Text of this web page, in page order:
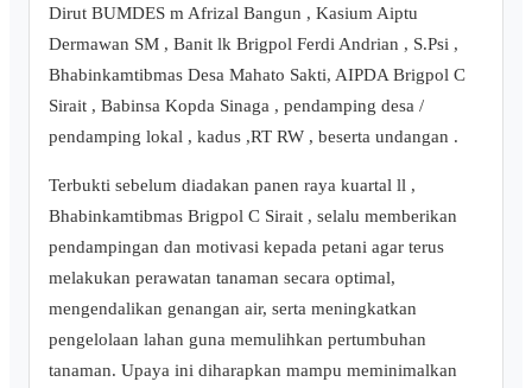
Dirut BUMDES m Afrizal Bangun , Kasium Aiptu
Dermawan SM , Banit lk Brigpol Ferdi Andrian , S.Psi ,
Bhabinkamtibmas Desa Mahato Sakti, AIPDA Brigpol C
Sirait , Babinsa Kopda Sinaga , pendamping desa /
pendamping lokal , kadus ,RT RW , beserta undangan .
Terbukti sebelum diadakan panen raya kuartal ll ,
Bhabinkamtibmas Brigpol C Sirait , selalu memberikan
pendampingan dan motivasi kepada petani agar terus
melakukan perawatan tanaman secara optimal,
mengendalikan genangan air, serta meningkatkan
pengelolaan lahan guna memulihkan pertumbuhan
tanaman. Upaya ini diharapkan mampu meminimalkan